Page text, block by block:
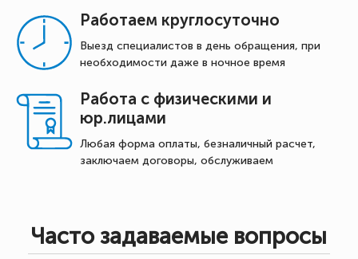
Работаем круглосуточно
Выезд специалистов в день обращения, при
необходимости даже в ночное время
Работа с физическими и
юр.лицами
Любая форма оплаты, безналичный расчет,
заключаем договоры, обслуживаем
Часто задаваемые вопросы